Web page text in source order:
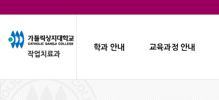
학과 안내 교육과정 안내